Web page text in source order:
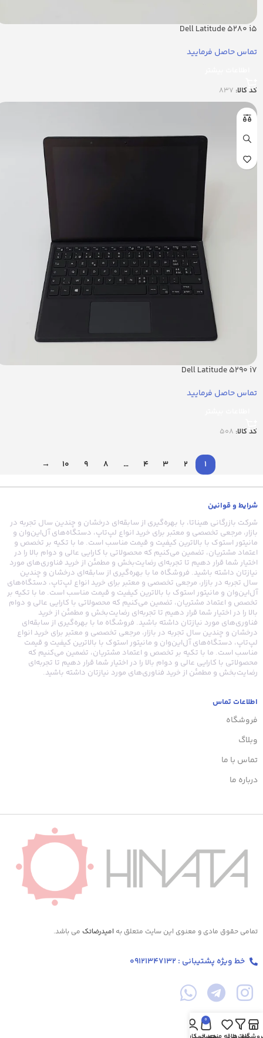
Dell Latitude 5280 i5
تماس حاصل فرمایید
کد کالا: 837
Dell Latitude 5290 i7
تماس حاصل فرمایید
کد کالا: 508
1
2
3
4
…
8
9
10
→
شرایط و قوانین
شرکت بازرگانی هیناتا، با بهره‌گیری از سابقه‌ای درخشان و چندین سال تجربه در
بازار، مرجعی تخصصی و معتبر برای خرید انواع لپ‌تاپ، دستگاه‌های آل‌این‌وان و
مانیتور استوک با بالاترین کیفیت و قیمت مناسب است. ما با تکیه بر تخصص و
اعتماد مشتریان، تضمین می‌کنیم که محصولاتی با کارایی عالی و دوام بالا را در
اختیار شما قرار دهیم تا تجربه‌ای رضایت‌بخش و مطمئن از خرید فناوری‌های مورد
نیازتان داشته باشید. فروشگاه ما با بهره‌گیری از سابقه‌ای درخشان و چندین
سال تجربه در بازار، مرجعی تخصصی و معتبر برای خرید انواع لپ‌تاپ، دستگاه‌های
آل‌این‌وان و مانیتور استوک با بالاترین کیفیت و قیمت مناسب است. ما با تکیه بر
تخصص و اعتماد مشتریان، تضمین می‌کنیم که محصولاتی با کارایی عالی و دوام
بالا را در اختیار شما قرار دهیم تا تجربه‌ای رضایت‌بخش و مطمئن از خرید
فناوری‌های مورد نیازتان داشته باشید. فروشگاه ما با بهره‌گیری از سابقه‌ای
درخشان و چندین سال تجربه در بازار، مرجعی تخصصی و معتبر برای خرید انواع
لپ‌تاپ، دستگاه‌های آل‌این‌وان و مانیتور استوک با بالاترین کیفیت و قیمت
مناسب است. ما با تکیه بر تخصص و اعتماد مشتریان، تضمین می‌کنیم که
محصولاتی با کارایی عالی و دوام بالا را در اختیار شما قرار دهیم تا تجربه‌ای
رضایت‌بخش و مطمئن از خرید فناوری‌های مورد نیازتان داشته باشید.
اطلاعات تماس
فروشگاه
وبلاگ
تماس با ما
درباره ما
تمامی حقوق مادی و معنوی این سایت متعلق به امیدرضاتک می باشد.
خط ویژه پشتیبانی : 09121347132
0